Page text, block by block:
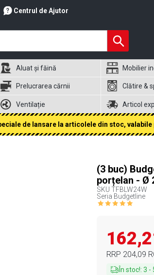
Centrul de Ajutor
Aluat și făină Mobilier
Prelucrarea cărnii Clătire &
Ventilație Articol
de lansare la articolele din stoc,
(3 buc)
porțelan - Ø
SKU TFBLW24W
Seria Budgetline
RRP 204,09
În stoc!: 3 -